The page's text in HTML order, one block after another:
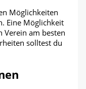
Möglichkeiten
Eine Möglichkeit
Verein am besten
solltest du